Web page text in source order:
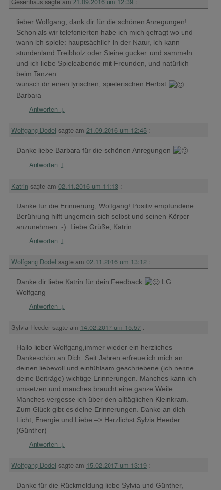
Gesenhaus sagte am 21.09.2016 um 12:39 :
lieber Wolfgang, dank dir für die schönen Anregungen!
Schon als wir telefonierten habe ich mich gefragt wo und
wann ich spiele: hauptsächlich in der Natur, ich kann
stundenland Treibholz oder Steine gucken und sammeln…
und ich liebe Spieleabende mit Freunden, und natürlich
beim Tanzen…
wünsch dir einen lyrischen, spielerischen Herbst
Barbara
Antworten ↓
Wolfgang Dodel sagte am 21.09.2016 um 12:45 :
Danke liebe Barbara für die schönen Anregungen
Antworten ↓
Katrin sagte am 02.11.2016 um 11:13 :
Danke für die Erinnerung, Wolfgang! Positiv empfundene
Berührung hilft ungemein sich selbst und seinen Körper
anzunehmen :-). Liebe Grüße, Katrin
Antworten ↓
Wolfgang Dodel sagte am 02.11.2016 um 13:12 :
Danke dir liebe Katrin für dein Feedback
LG
Wolfgang
Antworten ↓
Sylvia Heeder sagte am 14.02.2017 um 15:57 :
Hallo lieber Wolfgang,immer wieder ein herzliches
Dankeschön an Dich. Seit Jahren erfreue ich mich an
deinen liebevoll und einfühlsam geschriebene (ich nenne
deine Beiträge) wichtige Erinnerungen. Manches kann ich
umsetzen und manches braucht eine ganze Weile.
Manches vergesse ich über den alltäglichen Kleinkram.
Zum Glück gibt es deine Erinnerungen. Danke an dich
Licht, Energie und Liebe –> Herzlichst Sylvia Heeder
(Günther)
Antworten ↓
Wolfgang Dodel sagte am 15.02.2017 um 13:19 :
Danke für die Rückmeldung liebe Sylvia und Günther,